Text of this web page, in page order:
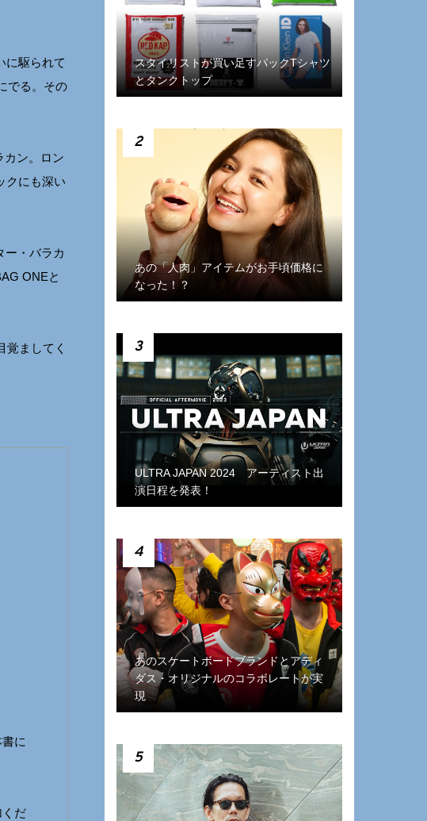
に駆られて
でる。その
カン。ロン
クにも深い
ー・バラカ
ONEと
覚ましてく
に
だ
スタイリストが買い足すパックTシャツ
とタンクトップ
2
あの「人肉」アイテムがお手頃価格に
なった！？
3
ULTRA JAPAN 2024 アーティスト出
演日程を発表！
4
あのスケートボードブランドとアディ
ダス・オリジナルのコラボレートが実
現
5